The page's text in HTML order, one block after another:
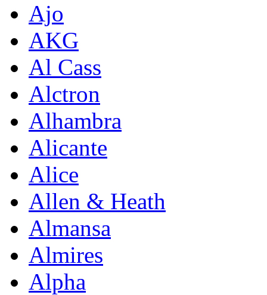
Ajo
AKG
Al Cass
Alctron
Alhambra
Alicante
Alice
Allen & Heath
Almansa
Almires
Alpha